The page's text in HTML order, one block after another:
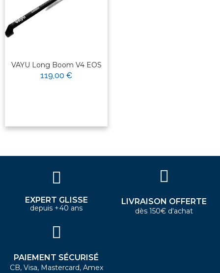
VAYU Long Boom V4 EOS
119,00 €
EXPERT GLISSE
depuis +40 ans
LIVRAISON OFFERTE
dès 150€ d'achat
PAIEMENT SÉCURISÉ
CB, Visa, Mastercard, Amex